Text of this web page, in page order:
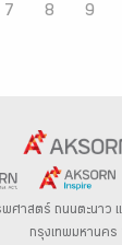
7 8 9
พศาสตร์ ถนนตะนาว
กรุงเทพมหานคร